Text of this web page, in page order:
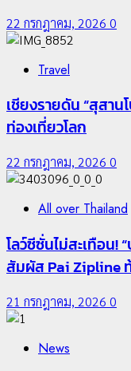
22 กรกฎาคม, 2026 0
Travel
เชียงรายดัน “สุสา
ท่องเที่ยวโลก
22 กรกฎาคม, 2026 0
All over Thailand
โลว์ซีซั่นไม่สะเทือน!
สัมผัส Pai Zipline
21 กรกฎาคม, 2026 0
News